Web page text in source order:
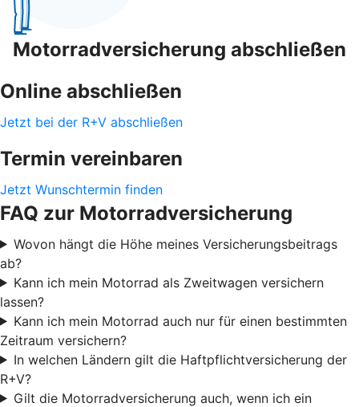
Motorradversicherung abschließen
Online abschließen
Jetzt bei der R+V abschließen
Termin vereinbaren
Jetzt Wunschtermin finden
FAQ zur Motorradversicherung
Wovon hängt die Höhe meines Versicherungsbeitrags
ab?
Kann ich mein Motorrad als Zweitwagen versichern
lassen?
Kann ich mein Motorrad auch nur für einen bestimmten
Zeitraum versichern?
In welchen Ländern gilt die Haftpflichtversicherung der
R+V?
Gilt die Motorradversicherung auch, wenn ich ein